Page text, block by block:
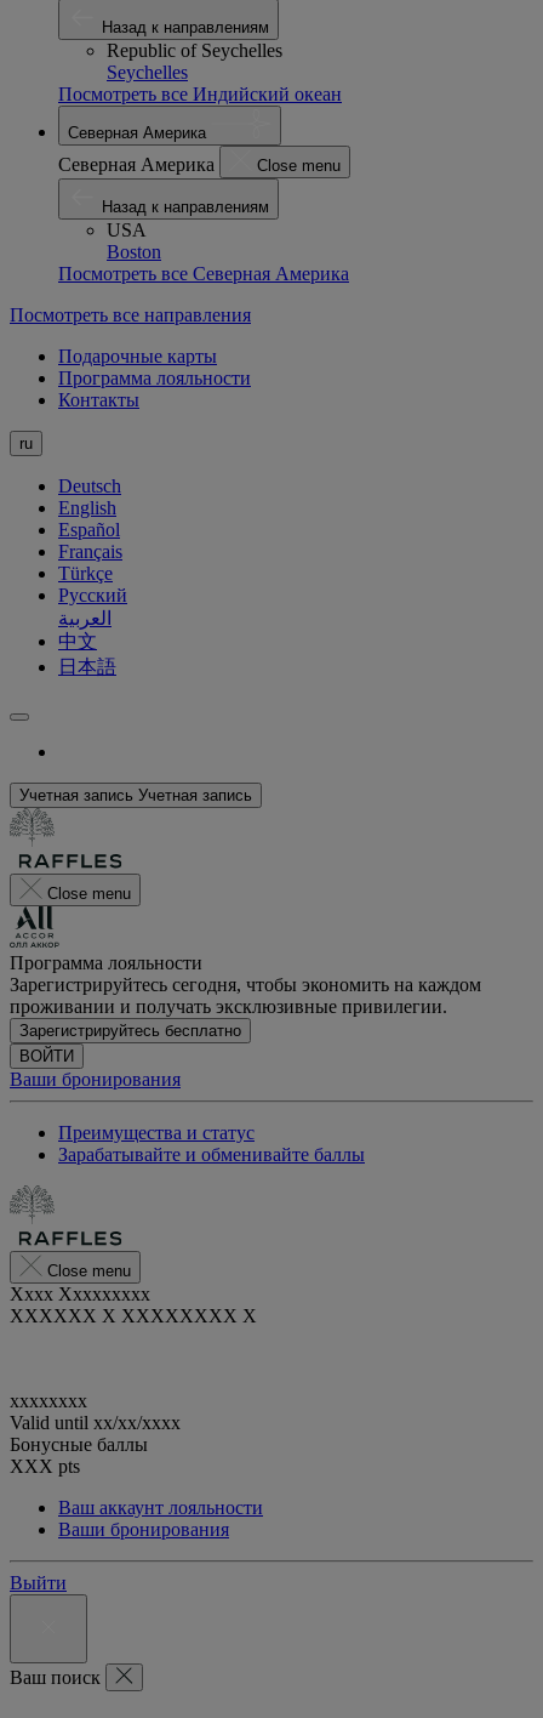
Назад к направлениям
Republic of Seychelles
Seychelles
Посмотреть все Индийский океан
Северная Америка
Северная Америка Close menu
Назад к направлениям
USA
Boston
Посмотреть все Северная Америка
Посмотреть все направления
Подарочные карты
Программа лояльности
Контакты
ru
Deutsch
English
Español
Français
Türkçe
Русский
العربية
中文
日本語
Учетная запись Учетная запись
Close menu
Программа лояльности
Зарегистрируйтесь сегодня, чтобы экономить на каждом
проживании и получать эксклюзивные привилегии.
Зарегистрируйтесь бесплатно
ВОЙТИ
Ваши бронирования
Преимущества и статус
Зарабатывайте и обменивайте баллы
Close menu
Xxxx Xxxxxxxxx
XXXXXX X XXXXXXXX X
xxxxxxxx
Valid until xx/xx/xxxx
Бонусные баллы
XXX pts
Ваш аккаунт лояльности
Ваши бронирования
Выйти
Ваш поиск